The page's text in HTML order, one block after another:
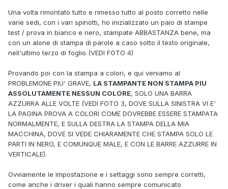
Una volta rimontato tutto e rimesso tutto al posto corretto nelle
varie sedi, con i vari spinotti, ho inizializzato un paio di stampe
test / prova in bianco e nero, stampate ABBASTANZA bene, ma
con un alone di stampa di parole a caso sotto il testo originale,
nell'ultimo terzo di foglio (VEDI FOTO 4)
Provando poi con la stampa a colori, e qui veniamo al
PROBLEMONE PIU' GRAVE, LA STAMPANTE NON STAMPA PIU
ASSOLUTAMENTE NESSUN COLORE, SOLO UNA BARRA
AZZURRA ALLE VOLTE (VEDI FOTO 3, DOVE SULLA SINISTRA VI E'
LA PAGINA PROVA A COLORI COME DOVREBBE ESSERE STAMPATA
NORMALMENTE, E SULLA DESTRA LA STAMPA DELLA MIA
MACCHINA, DOVE SI VEDE CHIARAMENTE CHE STAMPA SOLO LE
PARTI IN NERO, E COMUNQUE MALE, E CON LE BARRE AZZURRE IN
VERTICALE).
Ovviamente le impostazione e i settaggi sono sempre corretti,
come anche i driver i quali hanno sempre comunicato